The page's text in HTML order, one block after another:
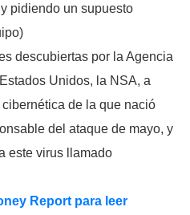
pidiendo un supuesto
descubiertas por la Agencia
Unidos, la NSA, a
de la que nació
del ataque de mayo, y
este virus llamado
Report para leer